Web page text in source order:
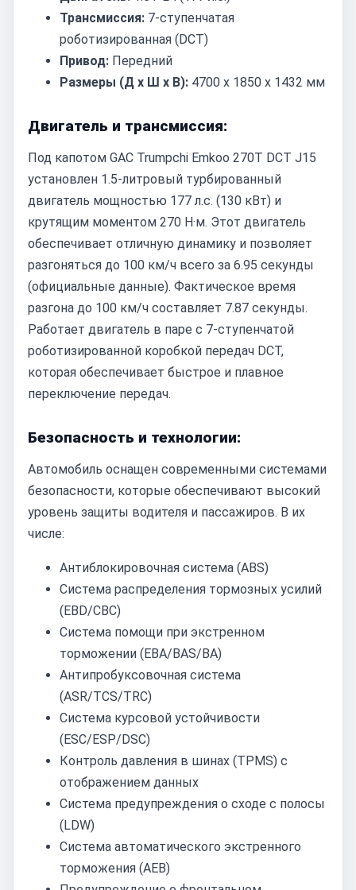
Трансмиссия: 7-ступенчатая
роботизированная (DCT)
Привод: Передний
Размеры (Д x Ш x В): 4700 x 1850 x 1432 мм
Двигатель и трансмиссия:
Под капотом GAC Trumpchi Emkoo 270T DCT J15
установлен 1.5-литровый турбированный
двигатель мощностью 177 л.с. (130 кВт) и
крутящим моментом 270 Н·м. Этот двигатель
обеспечивает отличную динамику и позволяет
разгоняться до 100 км/ч всего за 6.95 секунды
(официальные данные). Фактическое время
разгона до 100 км/ч составляет 7.87 секунды.
Работает двигатель в паре с 7-ступенчатой
роботизированной коробкой передач DCT,
которая обеспечивает быстрое и плавное
переключение передач.
Безопасность и технологии:
Автомобиль оснащен современными системами
безопасности, которые обеспечивают высокий
уровень защиты водителя и пассажиров. В их
числе:
Антиблокировочная система (ABS)
Система распределения тормозных усилий
(EBD/CBC)
Система помощи при экстренном
торможении (EBA/BAS/BA)
Антипробуксовочная система
(ASR/TCS/TRC)
Система курсовой устойчивости
(ESC/ESP/DSC)
Контроль давления в шинах (TPMS) с
отображением данных
Система предупреждения о сходе с полосы
(LDW)
Система автоматического экстренного
торможения (AEB)